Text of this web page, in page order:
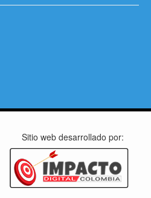
Sitio web desarrollado por: